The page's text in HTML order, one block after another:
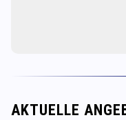
AKTUELLE